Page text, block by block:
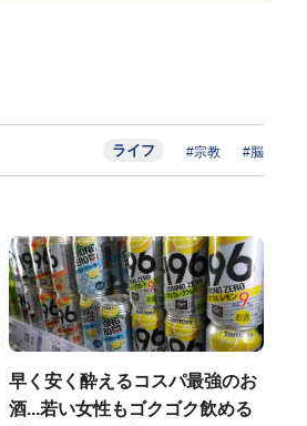
ライフ #宗教 #脳
早く安く酔えるコスパ最強のお
酒...若い女性もゴクゴク飲める